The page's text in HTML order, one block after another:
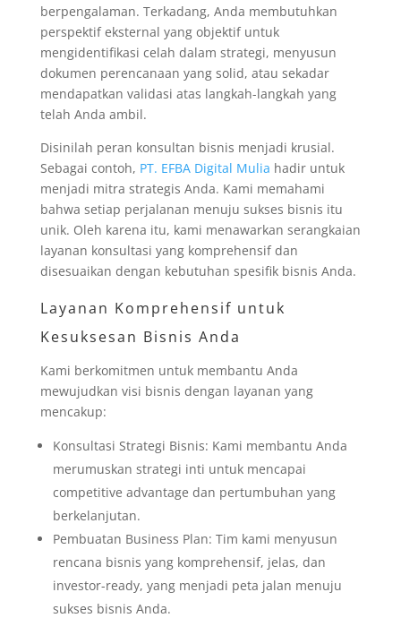
berpengalaman. Terkadang, Anda membutuhkan
perspektif eksternal yang objektif untuk
mengidentifikasi celah dalam strategi, menyusun
dokumen perencanaan yang solid, atau sekadar
mendapatkan validasi atas langkah-langkah yang
telah Anda ambil.
Disinilah peran konsultan bisnis menjadi krusial.
Sebagai contoh, PT. EFBA Digital Mulia hadir untuk
menjadi mitra strategis Anda. Kami memahami
bahwa setiap perjalanan menuju sukses bisnis itu
unik. Oleh karena itu, kami menawarkan serangkaian
layanan konsultasi yang komprehensif dan
disesuaikan dengan kebutuhan spesifik bisnis Anda.
Layanan Komprehensif untuk
Kesuksesan Bisnis Anda
Kami berkomitmen untuk membantu Anda
mewujudkan visi bisnis dengan layanan yang
mencakup:
Konsultasi Strategi Bisnis: Kami membantu Anda
merumuskan strategi inti untuk mencapai
competitive advantage dan pertumbuhan yang
berkelanjutan.
Pembuatan Business Plan: Tim kami menyusun
rencana bisnis yang komprehensif, jelas, dan
investor-ready, yang menjadi peta jalan menuju
sukses bisnis Anda.